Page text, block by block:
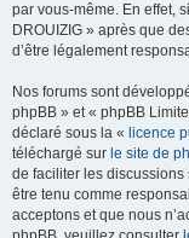
par vous-même. En effet,
DROUIZIG » après que
d’être légalement
Nos forums sont
phpBB » et « phpBB
déclaré sous la « licence
téléchargé sur le site de
de faciliter les
être tenu comme
acceptons et que nous